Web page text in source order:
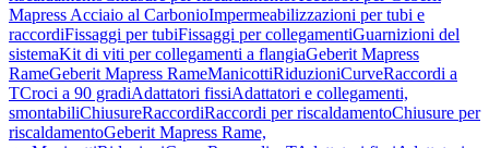
Mapress Acciaio al CarbonioImpermeabilizzazioni per tubi e
raccordiFissaggi per tubiFissaggi per collegamentiGuarnizioni del
sistemaKit di viti per collegamenti a flangiaGeberit Mapress
RameGeberit Mapress RameManicottiRiduzioniCurveRaccordi a
TCroci a 90 gradiAdattatori fissiAdattatori e collegamenti,
smontabiliChiusureRaccordiRaccordi per riscaldamentoChiusure per
riscaldamentoGeberit Mapress Rame,